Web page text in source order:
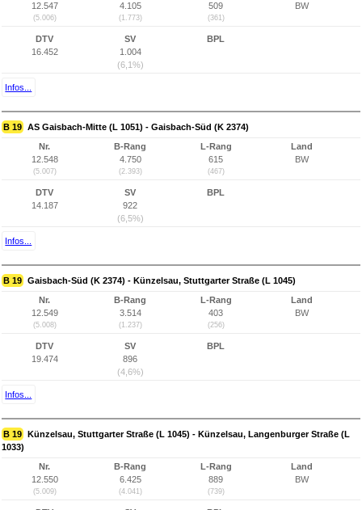
12.547
(5.006)
4.105
(1.773)
509
(361)
BW
DTV
16.452
SV
1.004
(6,1%)
BPL
Infos...
B 19 AS Gaisbach-Mitte (L 1051) - Gaisbach-Süd (K 2374)
Nr.
12.548
(5.007)
B-Rang
4.750
(2.393)
L-Rang
615
(467)
Land
BW
DTV
14.187
SV
922
(6,5%)
BPL
Infos...
B 19 Gaisbach-Süd (K 2374) - Künzelsau, Stuttgarter Straße (L 1045)
Nr.
12.549
(5.008)
B-Rang
3.514
(1.237)
L-Rang
403
(256)
Land
BW
DTV
19.474
SV
896
(4,6%)
BPL
Infos...
B 19 Künzelsau, Stuttgarter Straße (L 1045) - Künzelsau, Langenburger Straße (L
1033)
Nr.
12.550
(5.009)
B-Rang
6.425
(4.041)
L-Rang
889
(739)
Land
BW